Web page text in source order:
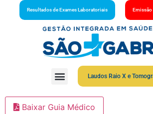
Resultados de Exames Laboratoriais Emissão
Laudos Raio X e
Baixar Guia Médico